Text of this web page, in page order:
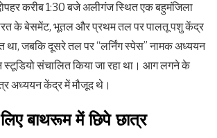
करीब 1:30 बजे अलीगंज स्थित एक बहुमंजिला
के बेसमेंट, भूतल और प्रथम तल पर पालतू पशु केंद्र
था, जबकि दूसरे तल पर “लर्निंग स्पेस” नामक अध्ययन
संचालित किया जा रहा था। आग लगने के
अध्ययन केंद्र में मौजूद थे।
बाथरूम में छिपे छात्र